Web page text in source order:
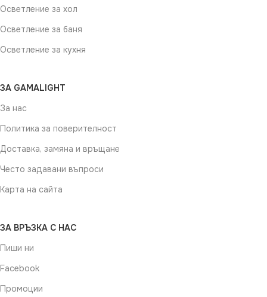
Осветление за хол
Осветление за баня
Осветление за кухня
ЗА GAMALIGHT
За нас
Политика за поверителност
Доставка, замяна и връщане
Често задавани въпроси
Карта на сайта
ЗА ВРЪЗКА С НАС
Пиши ни
Facebook
Промоции